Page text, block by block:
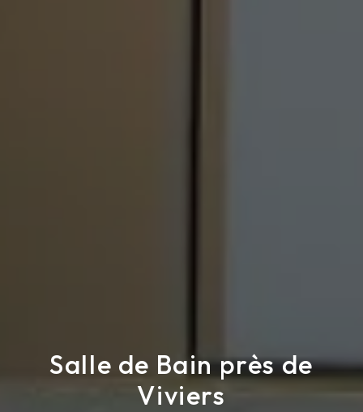
Salle de Bain près de
Viviers